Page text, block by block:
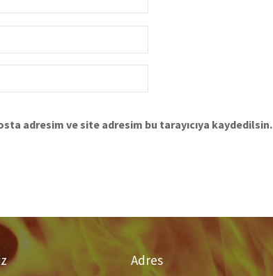
adresim ve site adresim bu tarayıcıya kaydedilsin.
Adres